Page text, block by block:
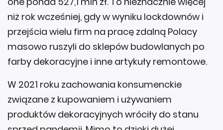
niż rok wcześniej, gdy w wyniku lockdownów i
przejścia wielu firm na pracę zdalną Polacy
masowo ruszyli do sklepów budowlanych po
farby dekoracyjne i inne artykuły remontowe.
W 2021 roku zachowania konsumenckie
związane z kupowaniem i używaniem
produktów dekoracyjnych wróciły do stanu